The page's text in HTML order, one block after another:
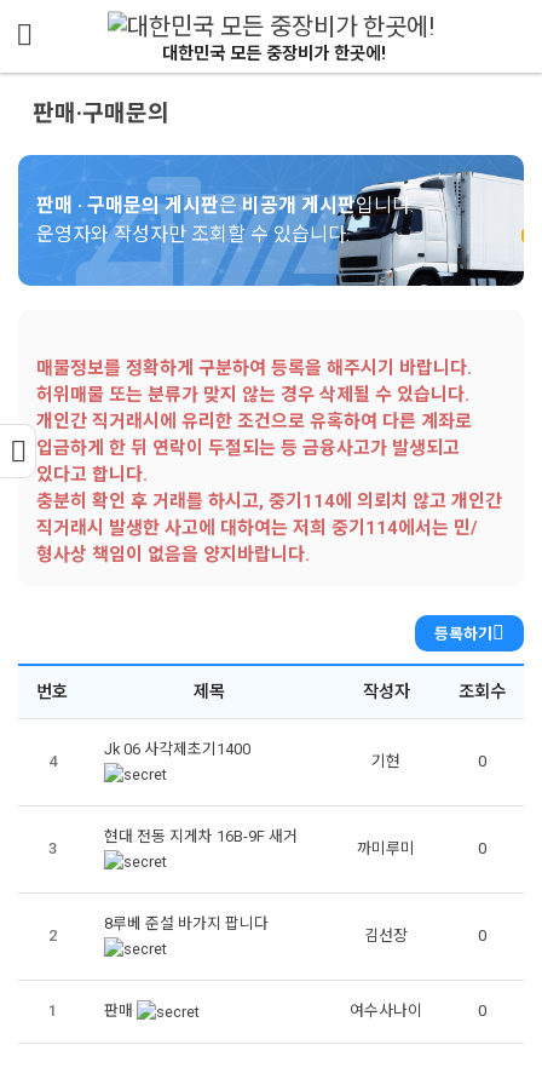
메뉴 건너뛰기
대한민국 모든 중장비가 한곳에!
판매·구매문의
판매 · 구매문의 게시판은 비공개 게시판입니다.
운영자와 작성자만 조회할 수 있습니다.
매물정보를 정확하게 구분하여 등록을 해주시기 바랍니다.
허위매물 또는 분류가 맞지 않는 경우 삭제될 수 있습니다.
개인간 직거래시에 유리한 조건으로 유혹하여 다른 계좌로
입금하게 한 뒤 연락이 두절되는 등 금융사고가 발생되고
있다고 합니다.
충분히 확인 후 거래를 하시고, 중기114에 의뢰치 않고 개인간
직거래시 발생한 사고에 대하여는 저희 중기114에서는 민/
형사상 책임이 없음을 양지바랍니다.
등록하기
번호 제목 작성자 조회수
4
Jk 06 사각제초기1400
기현 0
3
현대 전동 지게차 16B-9F 새거
까미루미 0
2
8루베 준설 바가지 팝니다
김선장 0
1 판매 여수사나이 0